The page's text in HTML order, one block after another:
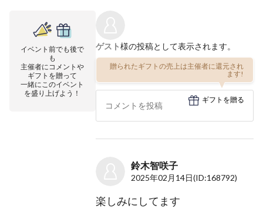
イベント前でも後で
も
主催者にコメントや
ギフトを贈って
一緒にこのイベント
を盛り上げよう！
ゲスト様の投稿として表示されます。
贈られたギフトの売上は主催者に還元され
ます!
ギフトを贈る
鈴木智咲子
2025年02月14日(ID:168792)
楽しみにしてます